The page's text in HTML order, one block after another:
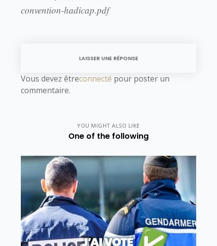
convention-hadicap.pdf
LAISSER UNE RÉPONSE
Vous devez êtreconnecté pour poster un
commentaire.
YOU MIGHT ALSO LIKE
One of the following